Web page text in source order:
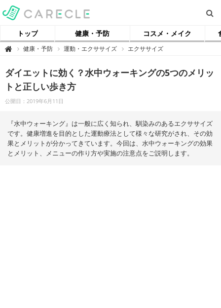
トップ 健康・予防 コスメ・メイク
 【
ル
】
健康・予防 運動・エクササイズ エクササイズ
ダイエットに効く？水中ウォーキングの5つのメリッ
トと正しい歩き方
公開日：2019年6月11日
『水中ウォーキング』は一般に広く知られ、馴染みのあるエクササイズ
です。健康増進を目的とした運動療法として様々な研究がされ、その効
果とメリットが分かってきています。今回は、水中ウォーキングの効果
とメリット、メニューの作り方や実施の注意点をご説明します。